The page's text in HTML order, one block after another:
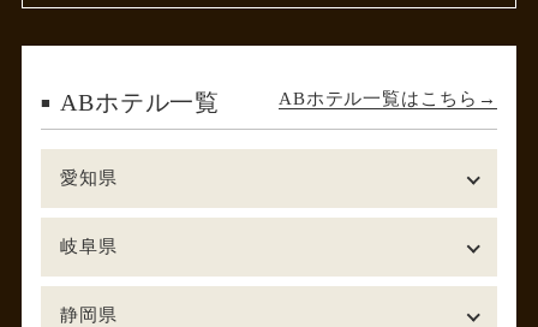
ABホテル一覧 ABホテル一覧はこちら
愛知県
岐阜県
静岡県